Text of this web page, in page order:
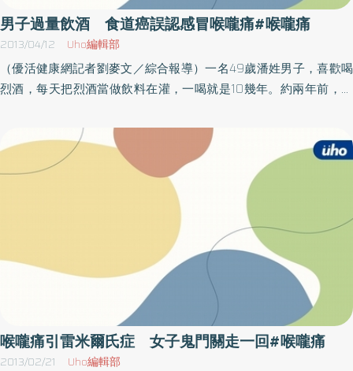
男子過量飲酒 食道癌誤認感冒喉嚨痛#喉嚨痛
2013/04/12 Uho編輯部
（優活健康網記者劉麥文／綜合報導）一名49歲潘姓男子，喜歡喝
烈酒，每天把烈酒當做飲料在灌，一喝就是10幾年。約兩年前，他
以為意，但症狀越來越嚴重，最後連喝水都非常困難，直到101年4
月份爆瘦，才到屏東某醫院就醫，經食道鏡檢查赫然發現有一顆潰
瘍性的腫瘤，切片為「鱗狀上皮細胞癌」，即所謂的食道癌。林新
醫院放射腫瘤科主任醫師詹建勝指出，電腦斷層顯示食道中段有一
顆腫瘤，因太大壓迫食道導致通道細小，讓潘先生無法進
食。 詹建勝表示，美食當前卻無法入口，就算吃也吞不下
去，這就是食道癌的病症。近年來食道癌死亡率有逐年攀升及年輕
化趨勢，食道的鱗狀上皮癌與抽煙、喝酒有極密切的關係。潘先生
長年抽煙、重度飲酒，一直到近年出現吞嚥困難、乾咳等症狀，好
在及時治療，讓潘先生又可以繼續享受美食。詹建勝呼籲，唯有遠
離菸酒檳榔，才是預防癌症的根本之道。
喉嚨痛引雷米爾氏症 女子鬼門關走一回#喉嚨痛
2013/02/21 Uho編輯部